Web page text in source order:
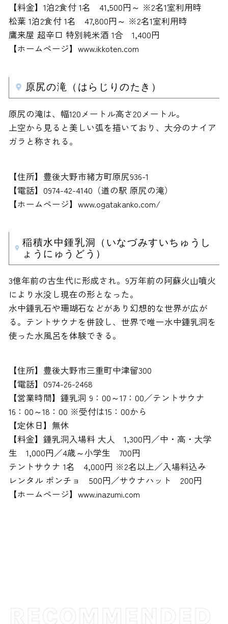
【料金】1泊2食付 1名 41,500円～ ※2名1室利用時
松葉 1泊2食付 1名 47,800円～ ※2名1室利用時
鷹来屋 超辛口 特別純米酒 1合 1,400円
【ホームページ】www.ikkoten.com
原尻の滝（はらじりのたき）
原尻の滝は、幅120メートル高さ20メートル。
上空から見ると美しい弧を描いており、大分のナイア
ガラと称される。
【住所】豊後大野市緒方町原尻936-1
【電話】0974-42-4140（道の駅 原尻の滝）
【ホームページ】www.ogatakanko.com/
稲積水中鍾乳洞（いなづみすいちゅうし
ょうにゅうどう）
3億年前の古生代に形成され。9万年前の阿蘇火山噴火
により水没し現在の形となった。
水中鍾乳石や珊瑚石などがあり幻想的な世界が広が
る。テントサウナを併設し、世界で唯一水中鍾乳洞を
使った水風呂を体験できる。
【住所】豊後大野市三重町中津留300
【電話】0974-26-2468
【営業時間】鍾乳洞 9：00～17：00／テントサウナ
16：00～18：00 ※受付は15：00から
【定休日】無休
【料金】鍾乳洞入場料 大人 1,300円／中・高・大学
生 1,000円／4歳～小学生 700円
テントサウナ 1名 4,000円 ※2名以上／入場料込み
レンタル ポンチョ 500円／サウナハット 200円
【ホームページ】www.inazumi.com